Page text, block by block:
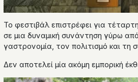
Το φεστιβάλ επιστρέφει για
σε μια δυναμική συνάντηση γύρω
γαστρονομία, τον πολιτισμό και τη
Δεν αποτελεί μία ακόμη εμπορική